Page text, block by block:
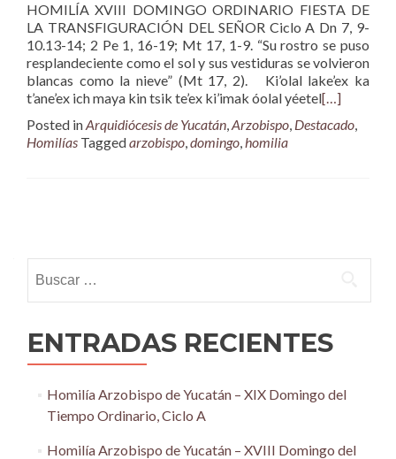
HOMILÍA XVIII DOMINGO ORDINARIO FIESTA DE
LA TRANSFIGURACIÓN DEL SEÑOR Ciclo A Dn 7, 9-
10.13-14; 2 Pe 1, 16-19; Mt 17, 1-9. “Su rostro se puso
resplandeciente como el sol y sus vestiduras se volvieron
blancas como la nieve” (Mt 17, 2). Ki’olal lake’ex ka
t’ane’ex ich maya kin tsik te’ex ki’imak óolal yéetel[…]
Posted inArquidiócesis de Yucatán,Arzobispo, Destacado,
Homilías Taggedarzobispo,domingo,homilia
navigation
ENTRADAS RECIENTES
Homilía Arzobispo de Yucatán – XIX Domingo del
Tiempo Ordinario, Ciclo A
Homilía Arzobispo de Yucatán – XVIII Domingo del